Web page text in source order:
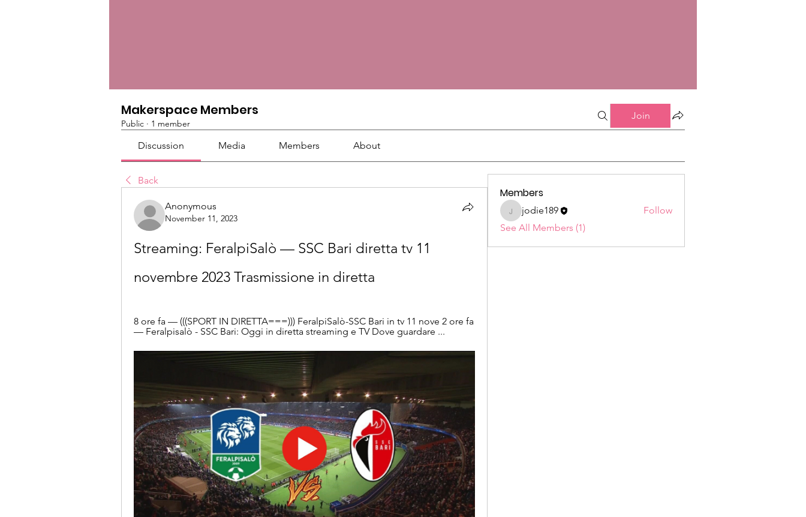
Makerspace Members
Public · 1 member
Join
Discussion Media Members About
Back
Anonymous
November 11, 2023
Streaming: FeralpiSalò — SSC Bari diretta tv 11
novembre 2023 Trasmissione in diretta
8 ore fa — (((SPORT IN DIRETTA===))) FeralpiSalò-SSC Bari in tv 11 nove 2 ore fa
— Feralpisalò - SSC Bari: Oggi in diretta streaming e TV Dove guardare ...
Members
jodie189
jodie189
Follow
See All Members (1)